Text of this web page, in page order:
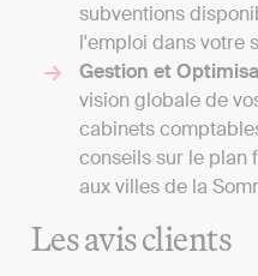
subventions
l'emploi dans votre
Gestion et
vision globale de
cabinets
conseils sur le plan
aux villes de la
Les avis clients